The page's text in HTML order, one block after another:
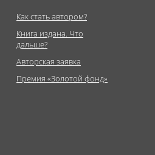
Как стать автором?
Книга издана. Что
дальше?
Авторская заявка
Премия «Золотой фонд»